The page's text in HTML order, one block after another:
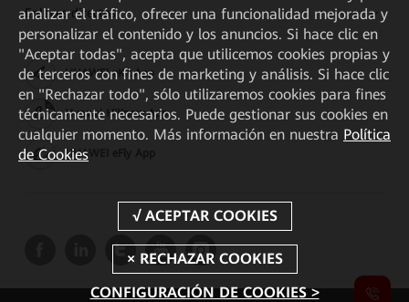
Enlaces directos
HUAWEI eKit App
Huawei HiKnow App
HUAWEI eFly App
analizar el tráfico, ofrecer una funcionalidad mejorada y
personalizar el contenido y los anuncios. Si hace clic en
"Aceptar todas", acepta que utilicemos cookies propias y
de terceros con fines de marketing y análisis. Si hace clic
en "Rechazar todo", sólo utilizaremos cookies para fines
técnicamente necesarios. Puede gestionar sus cookies en
cualquier momento. Más información en nuestra Política
de Cookies
CONFIGURACIÓN DE COOKIES >